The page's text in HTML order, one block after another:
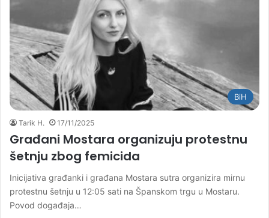
BiH
Tarik H. 17/11/2025
Građani Mostara organizuju protestnu
šetnju zbog femicida
Inicijativa građanki i građana Mostara sutra organizira mirnu
protestnu šetnju u 12:05 sati na Španskom trgu u Mostaru.
Povod događaja…